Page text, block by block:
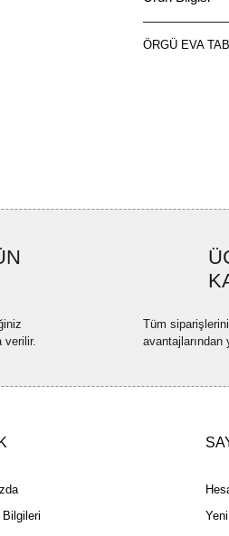
ÖRGÜ EVA
Ürün
Bu ürüne
verilir.
Tüm
avantajlarından